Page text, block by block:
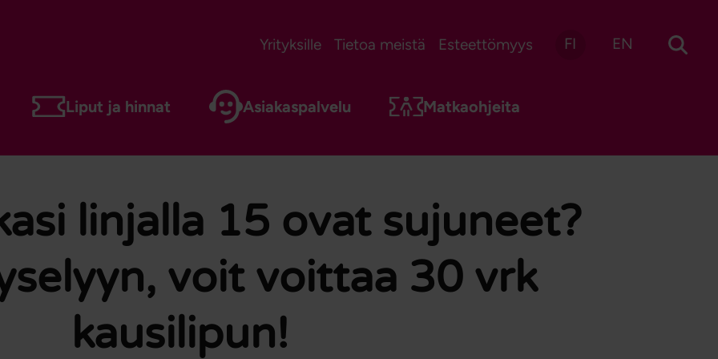
Yrityksille Tietoa meistä Esteettömyys FI EN
Liput ja hinnat Asiakaspalvelu Matkaohjeita
linjalla 15 ovat sujuneet?
voit voittaa 30 vrk
kausilipun!